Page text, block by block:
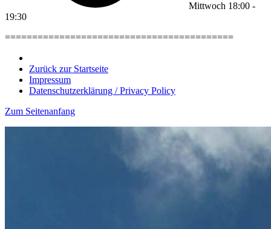
Mittwoch 18:00 -
19:30
==========================================
Zurück zur Startseite
Impressum
Datenschutzerklärung / Privacy Policy
Zum Seitenanfang